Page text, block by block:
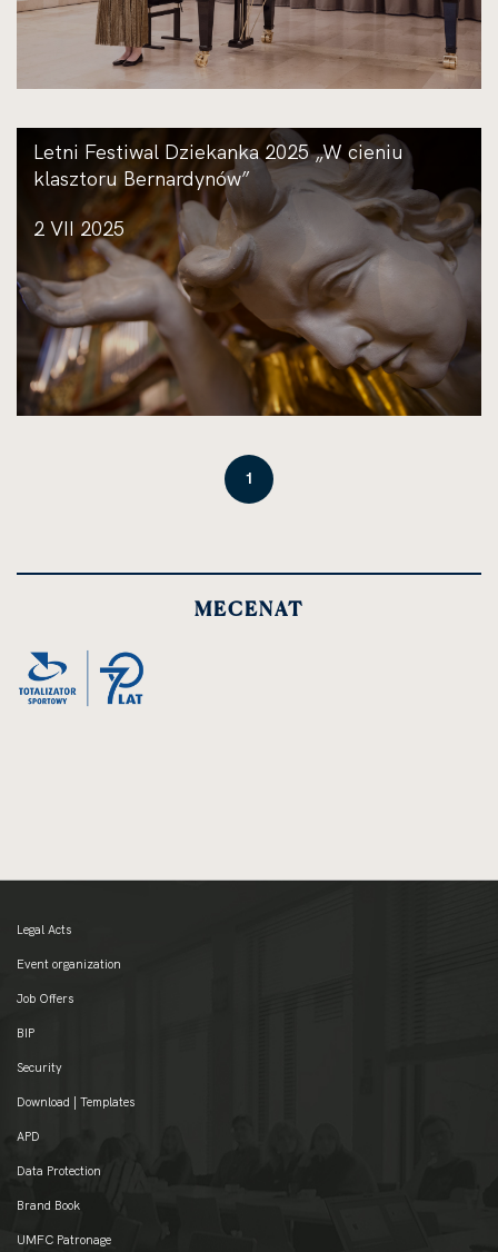
Letni Festiwal Dziekanka 2025 „W cieniu
klasztoru Bernardynów”
2 VII 2025
1
MECENAT
Legal Acts
Event organization
Job Offers
BIP
Security
Download | Templates
APD
Data Protection
Brand Book
UMFC Patronage